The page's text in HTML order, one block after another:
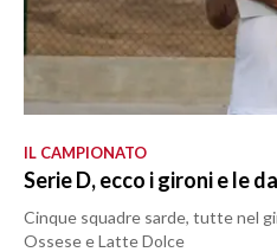
IL CAMPIONATO
Serie D, ecco i gironi e le
Cinque squadre sarde, tutte nel
Ossese e Latte Dolce